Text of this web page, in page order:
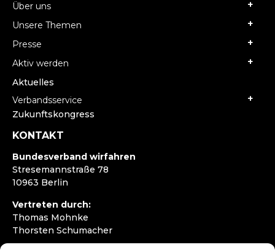
Über uns
Unsere Themen
Presse
Aktiv werden
Aktuelles
Verbandsservice
Zukunftskongress
KONTAKT
Bundesverband wirfahren
Stresemannstraße 78
10963 Berlin
Vertreten durch:
Thomas Mohnke
Thorsten Schumacher